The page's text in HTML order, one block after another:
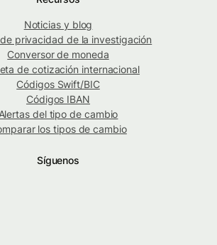
Noticias y blog
privacidad de la investigación
Conversor de moneda
de cotización internacional
Códigos Swift/BIC
Códigos IBAN
Alertas del tipo de cambio
los tipos de cambio
Síguenos